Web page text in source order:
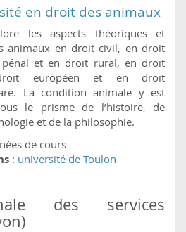
en droit des animaux
les aspects théoriques et
animaux en droit civil, en droit
et en droit rural, en droit
européen et en droit
La condition animale y est
le prisme de l’histoire, de
et de la philosophie.
de cours
: université de Toulon
des services